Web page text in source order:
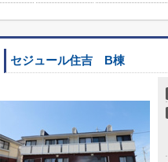
セジュール住吉 B棟